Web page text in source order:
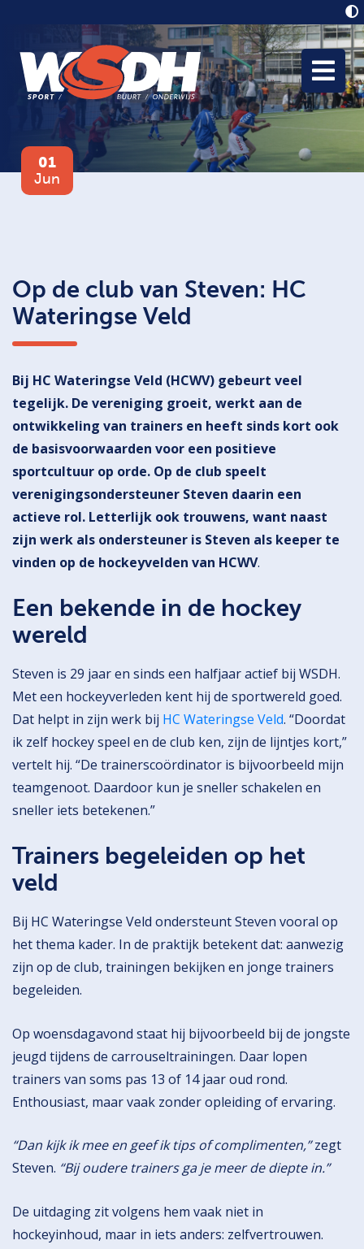
01
Jun
Op de club van Steven: HC
Wateringse Veld
Bij HC Wateringse Veld (HCWV) gebeurt veel
tegelijk. De vereniging groeit, werkt aan de
ontwikkeling van trainers en heeft sinds kort ook
de basisvoorwaarden voor een positieve
sportcultuur op orde. Op de club speelt
verenigingsondersteuner Steven daarin een
actieve rol. Letterlijk ook trouwens, want naast
zijn werk als ondersteuner is Steven als keeper te
vinden op de hockeyvelden van HCWV.
Een bekende in de hockey
wereld
Steven is 29 jaar en sinds een halfjaar actief bij WSDH.
Met een hockeyverleden kent hij de sportwereld goed.
Dat helpt in zijn werk bij HC Wateringse Veld. “Doordat
ik zelf hockey speel en de club ken, zijn de lijntjes kort,”
vertelt hij. “De trainerscoördinator is bijvoorbeeld mijn
teamgenoot. Daardoor kun je sneller schakelen en
sneller iets betekenen.”
Trainers begeleiden op het
veld
Bij HC Wateringse Veld ondersteunt Steven vooral op
het thema kader. In de praktijk betekent dat: aanwezig
zijn op de club, trainingen bekijken en jonge trainers
begeleiden.
Op woensdagavond staat hij bijvoorbeeld bij de jongste
jeugd tijdens de carrouseltrainingen. Daar lopen
trainers van soms pas 13 of 14 jaar oud rond.
Enthousiast, maar vaak zonder opleiding of ervaring.
“Dan kijk ik mee en geef ik tips of complimenten,”zegt
Steven. “Bij oudere trainers ga je meer de diepte in.”
De uitdaging zit volgens hem vaak niet in
hockeyinhoud, maar in iets anders: zelfvertrouwen.